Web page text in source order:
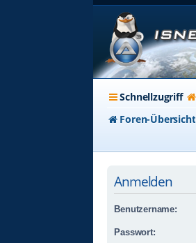
Schnellzugriff
Foren-Übersicht
Anmelden
Benutzername:
Passwort: